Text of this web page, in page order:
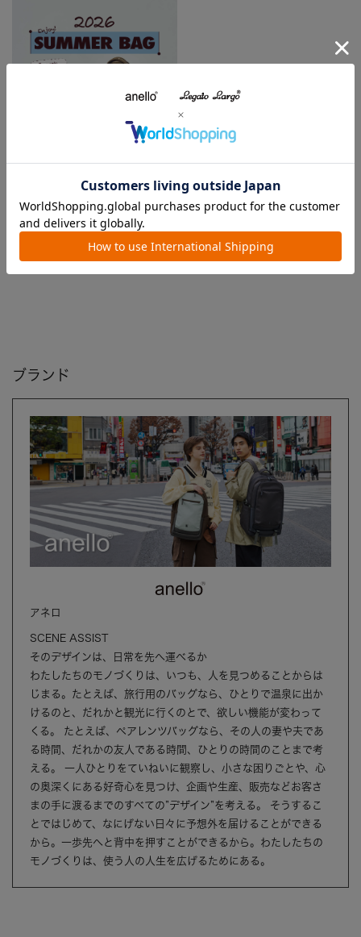
ブランド
アネロ
SCENE ASSIST
そのデザインは、日常を先へ運べるか
わたしたちのモノづくりは、いつも、人を見つめることからは
じまる。たとえば、旅行用のバッグなら、ひとりで温泉に出か
けるのと、だれかと観光に行くのとで、欲しい機能が変わって
くる。 たとえば、ペアレンツバッグなら、その人の妻や夫であ
る時間、だれかの友人である時間、ひとりの時間のことまで考
える。 一人ひとりをていねいに観察し、小さな困りごとや、心
の奥深くにある好奇心を見つけ、企画や生産、販売などお客さ
まの手に渡るまでのすべての”デザイン”を考える。 そうするこ
とではじめて、なにげない日々に予想外を届けることができる
から。一歩先へと背中を押すことができるから。わたしたちの
モノづくりは、使う人の人生を広げるためにある。